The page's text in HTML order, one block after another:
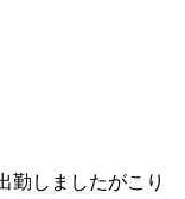
勤しましたがこり